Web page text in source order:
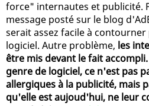
force" internautes et publicité.
message posté sur le blog
serait assez facile à
logiciel. Autre problème, les
être mis devant le fait
genre de logiciel, ce n'est pas
allergiques à la publicité, mais
qu'elle est aujoud'hui, ne leur